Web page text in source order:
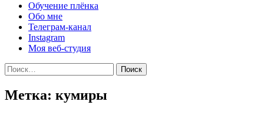
Обучение плёнка
Обо мне
Телеграм-канал
Instagram
Моя веб-студия
Найти:
Метка: кумиры